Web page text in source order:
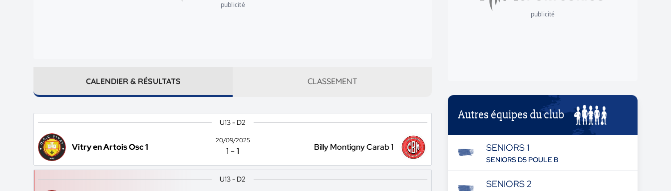
publicité
CALENDIER & RÉSULTATS CLASSEMENT
U13 - D2
Vitry en Artois Osc 1
20/09/2025
1 -1 Billy Montigny Carab 1
U13 - D2
publicité
Autres équipes du club
SENIORS 1
SENIORS D5 POULE B
SENIORS 2